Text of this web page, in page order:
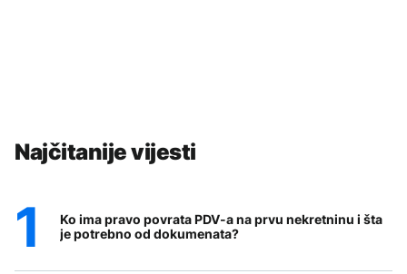
Najčitanije vijesti
Ko ima pravo povrata PDV-a na prvu nekretninu i šta
je potrebno od dokumenata?